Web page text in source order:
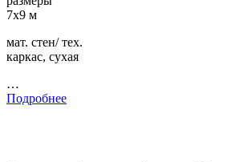
7х9 м
мат. стен/ тех.
каркас, сухая
…
Подробнее